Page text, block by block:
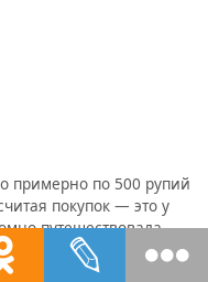
примерно по 500 рупий
покупок — это у
путешествовала.
зоо рупий. Самый
стоил 750 рупий.